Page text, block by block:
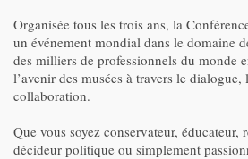
Organisée tous les trois ans, la
un événement mondial dans le domaine
des milliers de professionnels du monde
l’avenir des musées à travers le dialogue,
collaboration.
Que vous soyez conservateur, éducateur,
décideur politique ou simplement